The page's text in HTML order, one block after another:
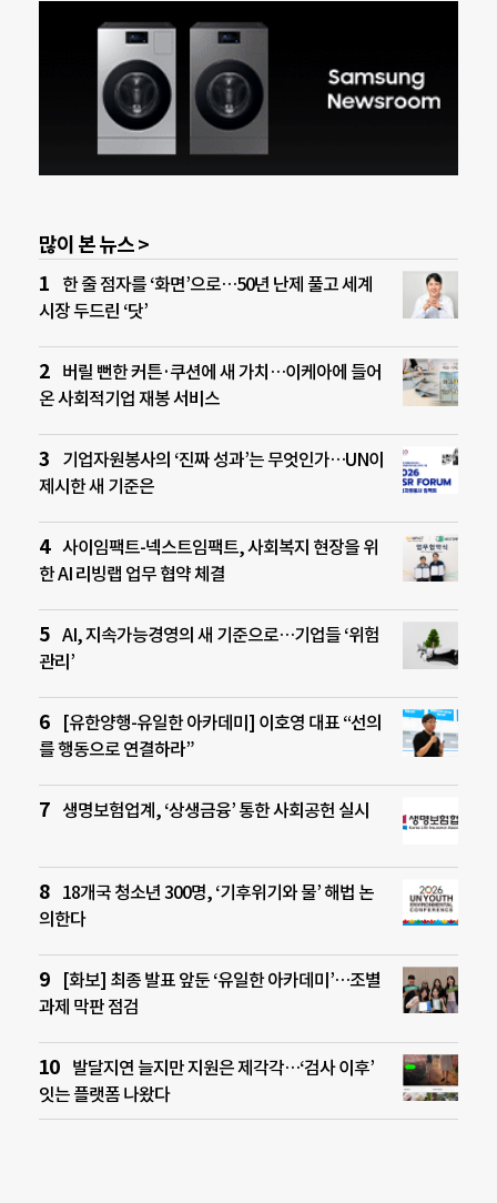
많이 본 뉴스 >
한 줄 점자를 ‘화면’으로…50년 난제 풀고 세계
시장 두드린 ‘닷’
버릴 뻔한 커튼·쿠션에 새 가치…이케아에 들어
온 사회적기업 재봉 서비스
기업자원봉사의 ‘진짜 성과’는 무엇인가…UN이
제시한 새 기준은
사이임팩트-넥스트임팩트, 사회복지 현장을 위
한 AI 리빙랩 업무 협약 체결
AI, 지속가능경영의 새 기준으로…기업들 ‘위험
관리’
[유한양행-유일한 아카데미] 이호영 대표 “선의
를 행동으로 연결하라”
생명보험업계, ‘상생금융’ 통한 사회공헌 실시
18개국 청소년 300명, ‘기후위기와 물’ 해법 논
의한다
[화보] 최종 발표 앞둔 ‘유일한 아카데미’…조별
과제 막판 점검
발달지연 늘지만 지원은 제각각…‘검사 이후’
잇는 플랫폼 나왔다